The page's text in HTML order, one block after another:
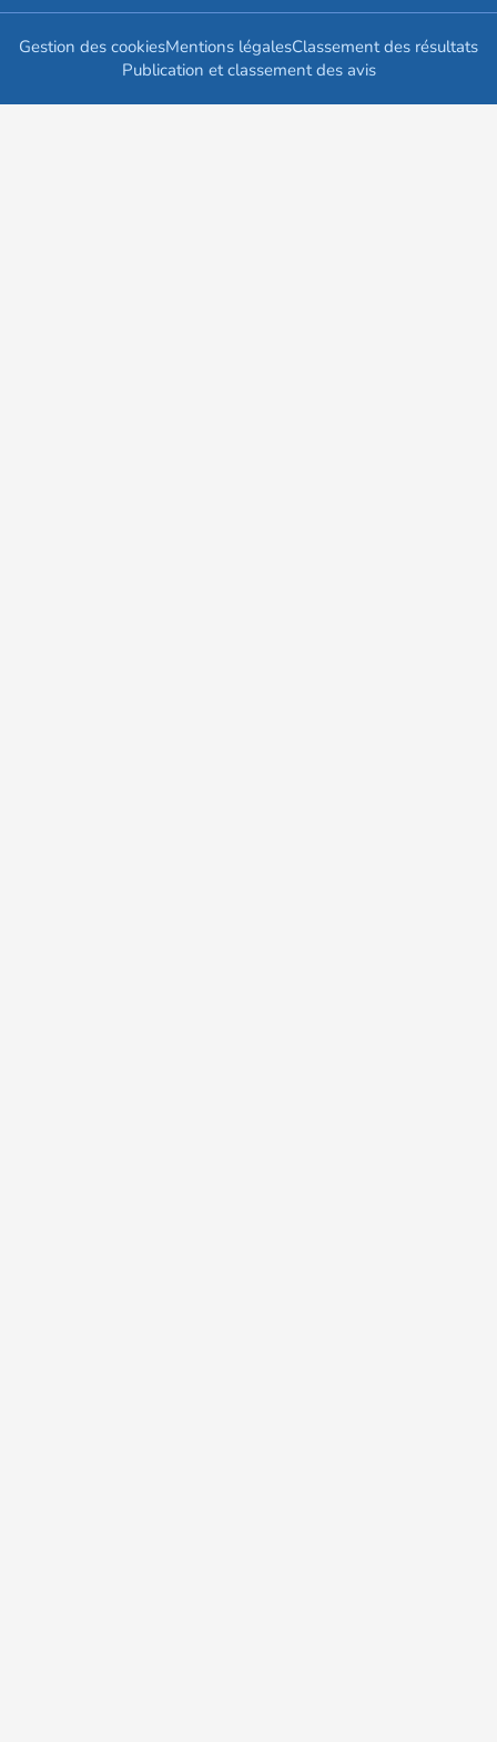
Gestion des cookiesMentions légalesClassement des résultats
Publication et classement des avis